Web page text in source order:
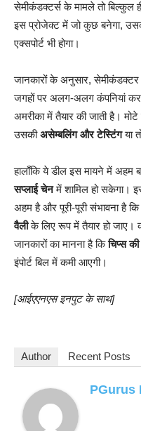
सेमीकंडक्टर्स के मामले तो बिल्कुल
इस प्रोजेक्ट में जो कुछ बनेगा,
एक्सपोर्ट भी होगा।
जानकारों के अनुसार,
जगहों पर अलग-अलग कंपनियां
अमरीका में तैयार की जाती है। मोटे
उसकीअसेम्बलिंग और टेस्टिंगया
हालाँकि ये डील इस मायने में अहम
सप्लाई चेनमें शामिल हो सकेगा।
अहम है और पूरी-पूरी संभावना है
वैलीके लिए रूप में तैयार हो जाए।
जानकारों का मानना है किचिप्स
इंपोर्ट बिल में कमी आएगी।
[आईएएनएस इनपुट के साथ]
Author Recent Posts
PGurus